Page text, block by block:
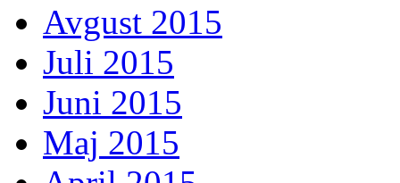
Avgust 2015
Juli 2015
Juni 2015
Maj 2015